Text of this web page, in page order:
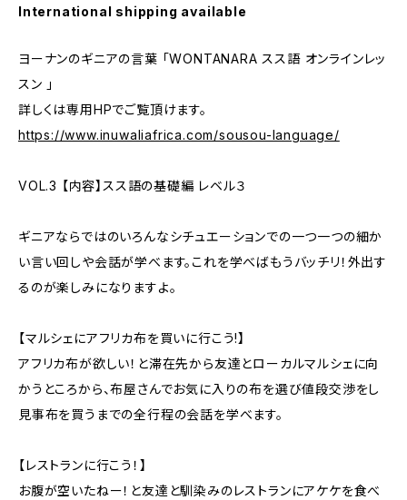
International shipping available
ヨーナンのギニアの言葉 「WONTANARA スス語 オンラインレッ
スン 」
詳しくは専用HPでご覧頂けます。
https://www.inuwaliafrica.com/sousou-language/
VOL.3 【内容】スス語の基礎編 レベル３
ギニアならではのいろんなシチュエーションでの一つ一つの細か
い言い回しや会話が学べます。これを学べばもうバッチリ！外出す
るのが楽しみになりますよ。
【マルシェにアフリカ布を買いに行こう!】
アフリカ布が欲しい！と滞在先から友達とローカルマルシェに向
かうところから、布屋さんでお気に入りの布を選び値段交渉をし
見事布を買うまでの全行程の会話を学べます。
【レストランに行こう！】
お腹が空いたねー！と友達と馴染みのレストランにアケケを食べ